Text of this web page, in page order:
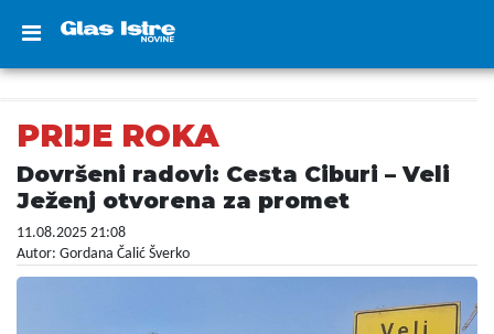
PRIJE ROKA
Dovršeni radovi: Cesta Ciburi – Veli
Ježenj otvorena za promet
11.08.2025 21:08
Autor: Gordana Čalić Šverko